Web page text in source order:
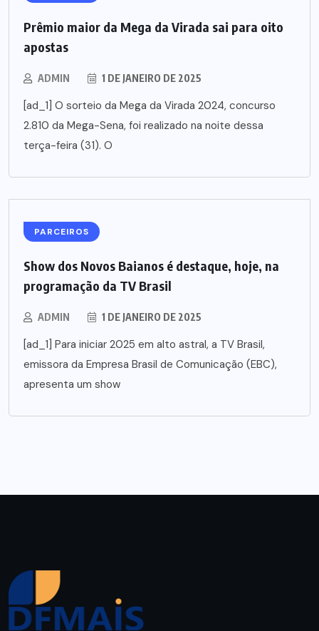
Prêmio maior da Mega da Virada sai para oito
apostas
ADMIN 1 DE JANEIRO DE 2025
[ad_1] O sorteio da Mega da Virada 2024, concurso
2.810 da Mega-Sena, foi realizado na noite dessa
terça-feira (31). O
PARCEIROS
Show dos Novos Baianos é destaque, hoje, na
programação da TV Brasil
ADMIN 1 DE JANEIRO DE 2025
[ad_1] Para iniciar 2025 em alto astral, a TV Brasil,
emissora da Empresa Brasil de Comunicação (EBC),
apresenta um show